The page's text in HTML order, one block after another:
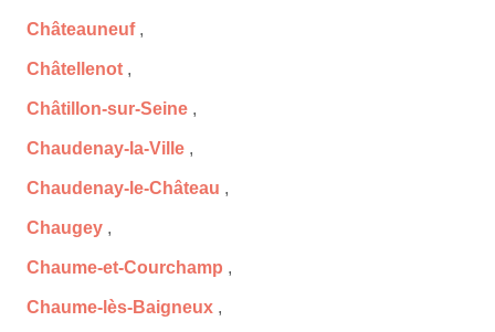
Châteauneuf,
Châtellenot ,
Châtillon-sur-Seine ,
Chaudenay-la-Ville ,
Chaudenay-le-Château ,
Chaugey ,
Chaume-et-Courchamp ,
Chaume-lès-Baigneux ,